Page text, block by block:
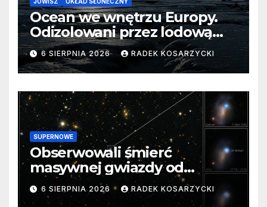
Ocean we wnętrzu Europy.
Odizolowani przez lodową
barierę
6 SIERPNIA 2026 RADEK KOSARZYCKI
SUPERNOWE
Obserwowali śmierć
masywnej gwiazdy od
samego początku. Niezwykle
cenne dane
6 SIERPNIA 2026 RADEK KOSARZYCKI